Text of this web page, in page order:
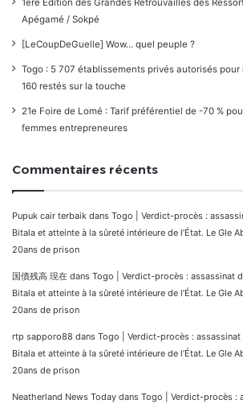
Apégamé / Sokpé
[LeCoupDeGuelle] Wow… quel peuple ?
Togo : 5 707 établissements privés autorisés pour
160 restés sur la touche
21e Foire de Lomé : Tarif préférentiel de -70 %
femmes entrepreneures
Commentaires récents
Pupuk cair terbaik dans Togo | Verdict-procès :
Bitala et atteinte à la sûreté intérieure de l’État. Le Gle
20ans de prison
国債残高 現在 dans Togo | Verdict-procès : assassinat
Bitala et atteinte à la sûreté intérieure de l’État. Le Gle
20ans de prison
rtp sapporo88 dans Togo | Verdict-procès :
Bitala et atteinte à la sûreté intérieure de l’État. Le Gle
20ans de prison
Neatherland News Today dans Togo | Verdict-procès :